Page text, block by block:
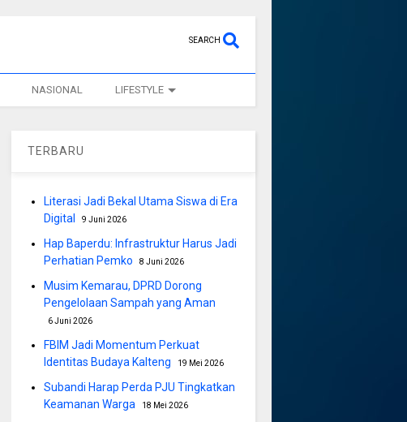
SEARCH
NASIONAL LIFESTYLE
TERBARU
Literasi Jadi Bekal Utama Siswa di Era
Digital
9 Juni 2026
Hap Baperdu: Infrastruktur Harus Jadi
Perhatian Pemko
8 Juni 2026
Musim Kemarau, DPRD Dorong
Pengelolaan Sampah yang Aman
6 Juni 2026
FBIM Jadi Momentum Perkuat
Identitas Budaya Kalteng
19 Mei 2026
Subandi Harap Perda PJU Tingkatkan
Keamanan Warga
18 Mei 2026